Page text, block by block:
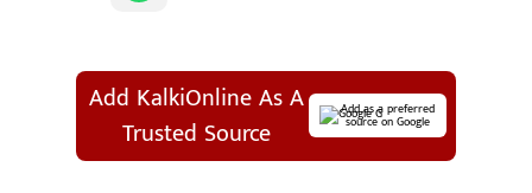
Add KalkiOnline As A
Trusted Source
Add as a preferred
source on Google